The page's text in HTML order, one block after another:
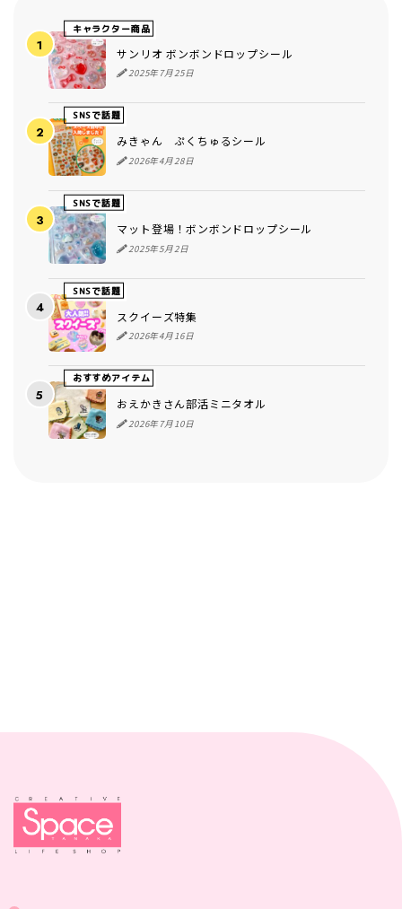
キャラクター商品
サンリオ ボンボンドロップシール
2025年7月25日
SNSで話題
みきゃん ぷくちゅるシール
2026年4月28日
SNSで話題
マット登場！ボンボンドロップシール
2025年5月2日
SNSで話題
スクイーズ特集
2026年4月16日
おすすめアイテム
おえかきさん部活ミニタオル
2026年7月10日